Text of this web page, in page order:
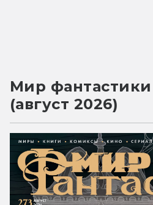
Мир
(август 2026)